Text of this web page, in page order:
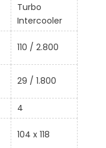
Turbo
Intercooler
110 / 2.800
29 / 1.800
4
104 x 118